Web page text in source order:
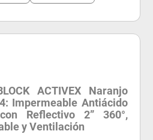
ACTIVEX Naranjo
Impermeable Antiácido
Reflectivo 2” 360°,
y Ventilación